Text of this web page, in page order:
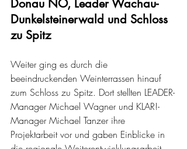
Donau NÖ, Leader Wachau-
Dunkelsteinerwald und Schloss
zu Spitz
Weiter ging es durch die
beeindruckenden Weinterrassen hinauf
zum Schloss zu Spitz. Dort stellten LEADER-
Manager Michael Wagner und KLAR!-
Manager Michael Tanzer ihre
Projektarbeit vor und gaben Einblicke in